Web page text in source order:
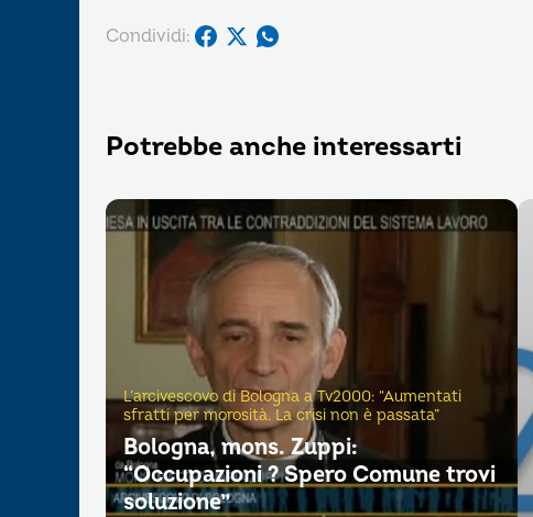
Condividi:
Potrebbe anche interessarti
L’arcivescovo di Bologna a Tv2000: “Aumentati
sfratti per morosità. La crisi non è passata”
Bologna, mons. Zuppi:
“Occupazioni ? Spero Comune trovi
soluzione”